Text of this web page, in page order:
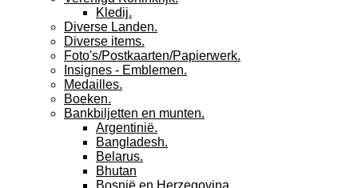
Kledij.
Diverse Landen.
Diverse items.
Foto's/Postkaarten/Papierwerk.
Insignes - Emblemen.
Medailles.
Boeken.
Bankbiljetten en munten.
Argentinië.
Bangladesh.
Belarus.
Bhutan
Bosnië en Herzegovina.